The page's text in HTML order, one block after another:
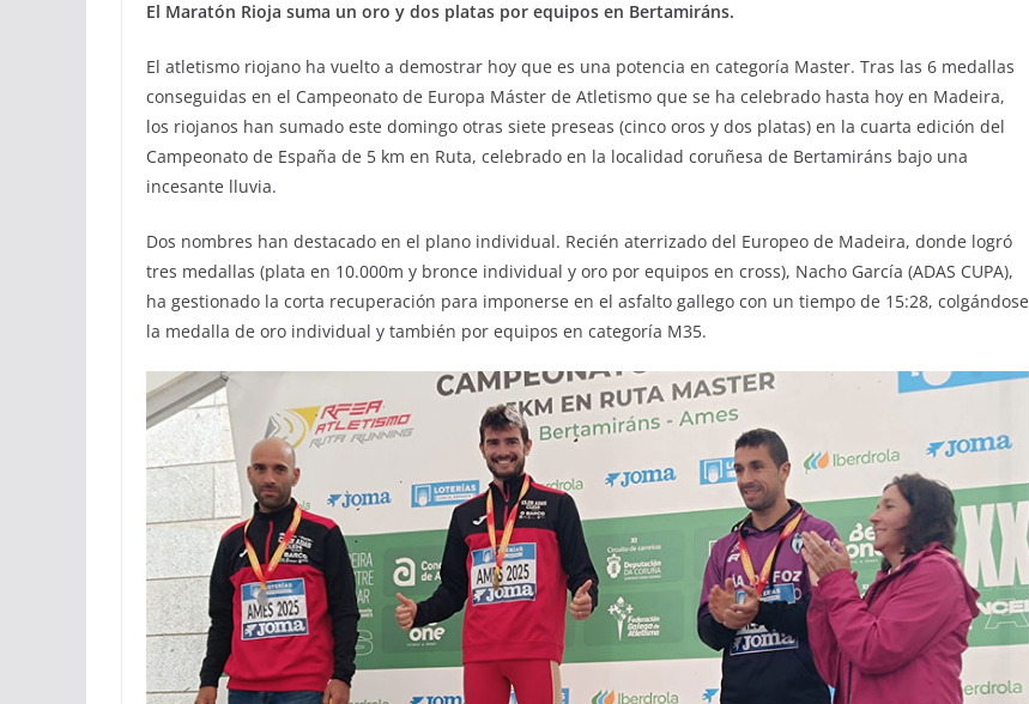
El Maratón Rioja suma un oro y dos platas por equipos en Bertamiráns.
El atletismo riojano ha vuelto a demostrar hoy que es una potencia en categoría Master. Tras las 6 medallas
conseguidas en el Campeonato de Europa Máster de Atletismo que se ha celebrado hasta hoy en Madeira,
los riojanos han sumado este domingo otras siete preseas (cinco oros y dos platas) en la cuarta edición del
Campeonato de España de 5 km en Ruta, celebrado en la localidad coruñesa de Bertamiráns bajo una
incesante lluvia.
Dos nombres han destacado en el plano individual. Recién aterrizado del Europeo de Madeira, donde logró
tres medallas (plata en 10.000m y bronce individual y oro por equipos en cross), Nacho García (ADAS CUPA),
ha gestionado la corta recuperación para imponerse en el asfalto gallego con un tiempo de 15:28, colgándose
la medalla de oro individual y también por equipos en categoría M35.